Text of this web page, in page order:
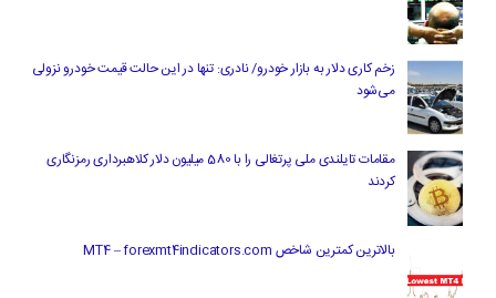
زخم کاری دلار به بازار خودرو/ نادری: تنها در این حالت قیمت خودرو نزولی
می‌شود
مقامات تایلندی ملی پرتغالی را با 580 میلیون دلار کلاهبرداری رمزنگاری
کردند
بالاترین کمترین شاخص MT4 – forexmt4indicators.com